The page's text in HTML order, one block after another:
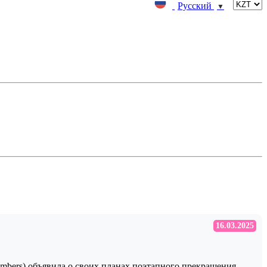
Русский
▼
16.03.2025